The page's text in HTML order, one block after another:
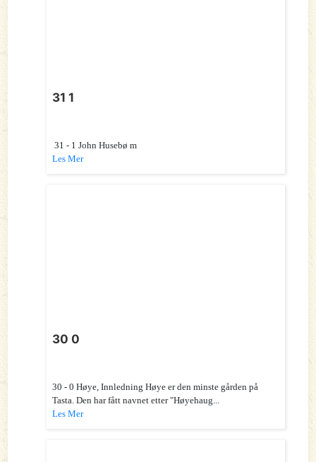
31 1
31 - 1 John Husebø m
Les Mer
30 0
30 - 0 Høye, Innledning Høye er den minste gården på
Tasta. Den har fått navnet etter "Høyehaug...
Les Mer